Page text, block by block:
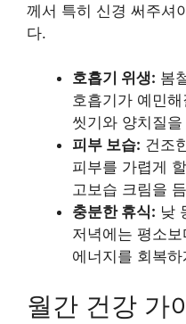
께서 특히 신경 써주셔
다.
호흡기 위생: 봄
호흡기가 예민
씻기와 양치질
피부 보습: 건조
피부를 가렵게
고보습 크림을
충분한 휴식: 낮
저녁에는 평소
에너지를 회복
월간 건강 가